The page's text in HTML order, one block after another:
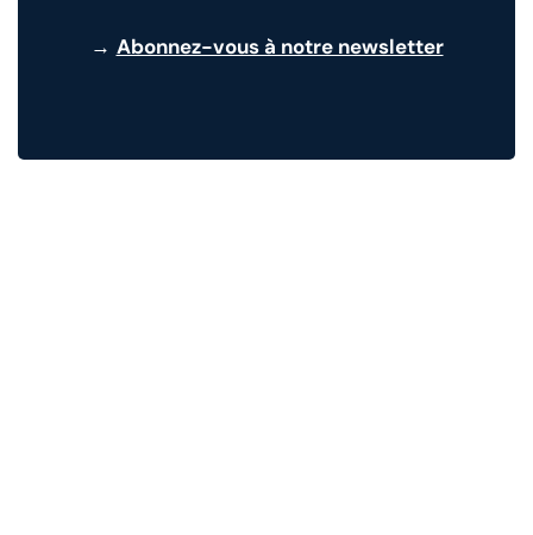
→ Abonnez-vous à notre newsletter